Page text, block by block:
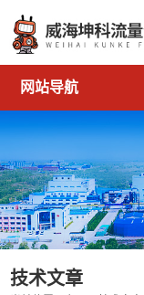
网站导航
技术文章